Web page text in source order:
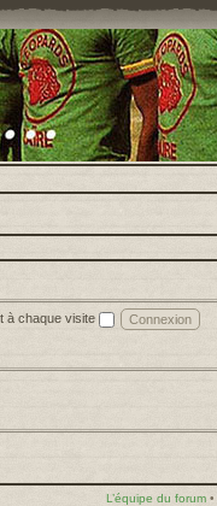
à chaque visite
L’équipe du forum •